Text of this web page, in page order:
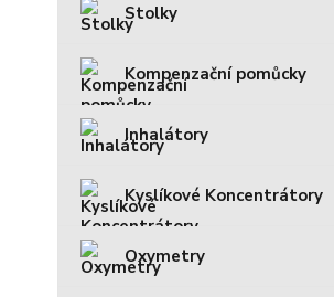
Stolky
Kompenzační pomůcky
Inhalátory
Kyslíkové Koncentrátory
Oxymetry